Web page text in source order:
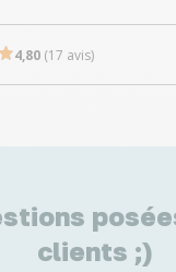
4,80 (17 avis)
clients ;)